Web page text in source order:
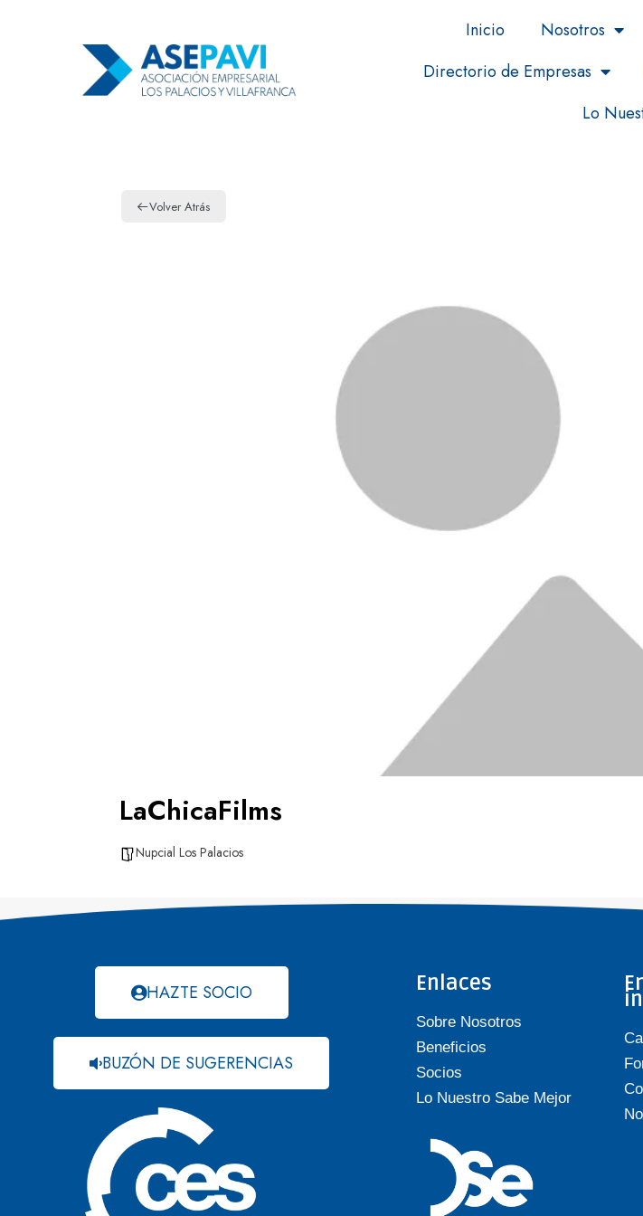
Inicio Nosotros
Directorio de Empresas
Lo
Volver Atrás
LaChicaFilms
Nupcial Los Palacios
HAZTE SOCIO
BUZÓN DE SUGERENCIAS
Enlaces
Sobre Nosotros
Beneficios
Socios
Lo Nuestro Sabe Mejor